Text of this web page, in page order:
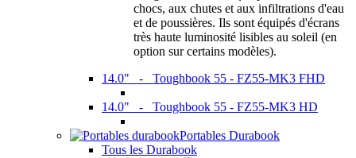
chocs, aux chutes et aux infiltrations d'eau
et de poussières. Ils sont équipés d'écrans
très haute luminosité lisibles au soleil (en
option sur certains modèles).
14.0" - Toughbook 55 - FZ55-MK3 FHD
14.0" - Toughbook 55 - FZ55-MK3 HD
Portables Durabook
Tous les Durabook